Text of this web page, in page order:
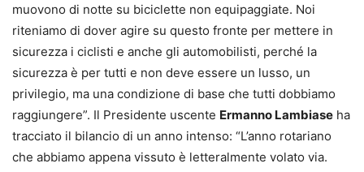
muovono di notte su biciclette non equipaggiate. Noi
riteniamo di dover agire su questo fronte per mettere in
sicurezza i ciclisti e anche gli automobilisti, perché la
sicurezza è per tutti e non deve essere un lusso, un
privilegio, ma una condizione di base che tutti dobbiamo
raggiungere”. Il Presidente uscente Ermanno Lambiase ha
tracciato il bilancio di un anno intenso: “L’anno rotariano
che abbiamo appena vissuto è letteralmente volato via.